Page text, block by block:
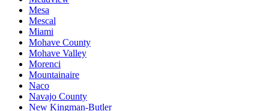
Mesa
Mescal
Miami
Mohave County
Mohave Valley
Morenci
Mountainaire
Naco
Navajo County
New Kingman-Butler